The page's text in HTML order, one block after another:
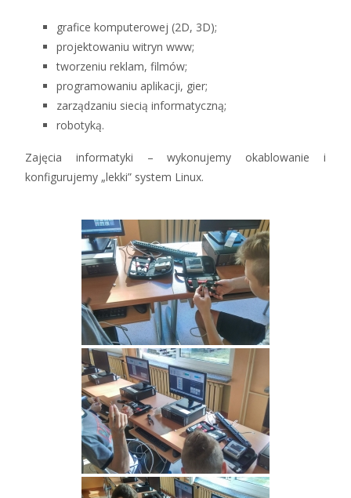
grafice komputerowej (2D, 3D);
projektowaniu witryn www;
tworzeniu reklam, filmów;
programowaniu aplikacji, gier;
zarządzaniu siecią informatyczną;
robotyką.
Zajęcia informatyki – wykonujemy okablowanie i
konfigurujemy „lekki” system Linux.